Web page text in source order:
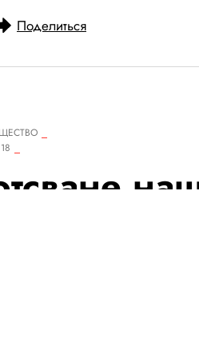
Поделиться